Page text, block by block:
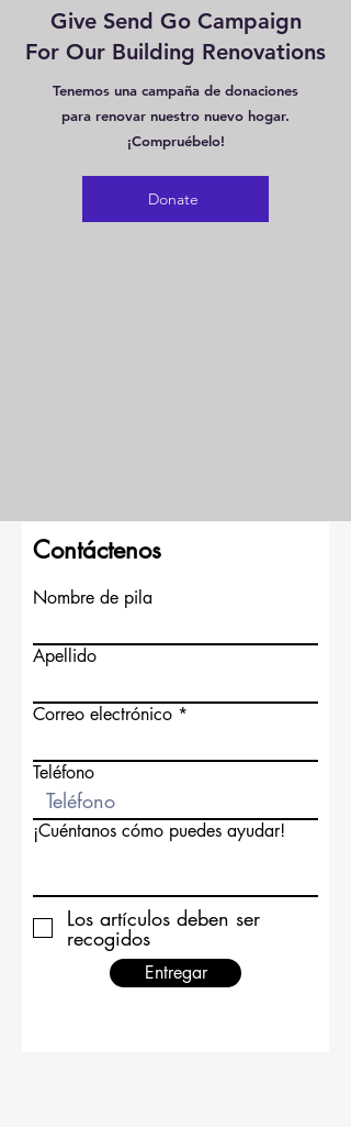
Give Send Go Campaign
For Our Building Renovations
Tenemos una campaña de donaciones
para renovar nuestro nuevo hogar.
¡Compruébelo!
Donate
Contáctenos
Nombre de pila
Apellido
Correo electrónico
Teléfono
¡Cuéntanos cómo puedes ayudar!
Los artículos deben ser
recogidos
Entregar